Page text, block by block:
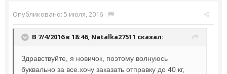
Опубликовано: 5 июля, 2016 ·
В 7/4/2016 в 18:46, Natalka27511 сказал:
Здравствуйте, я новичок, поэтому волнуюсь
буквально за все.хочу заказать отправку до 40 кг,